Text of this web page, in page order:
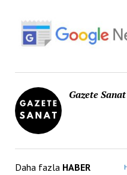
Gazete Sanat
Daha fazla HABER